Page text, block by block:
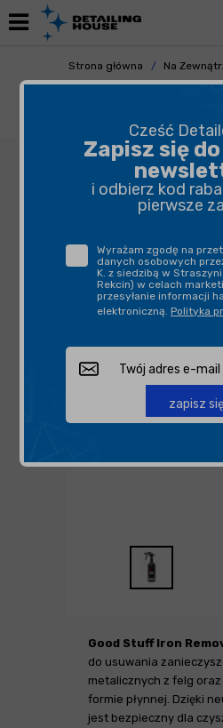
Strona główna Na
Good Stuff Iron
do usuwania
metalicznych z felg
formie płynnej. Dzięki
jest bezpieczny dla
Cześć
Zapisz się
i odbierz kod
pierwsze
Wyrażam zgodę na
danych osobowych
K. z siedzibą w
Rekcin) w celach
przesyłanie informacji
elektroniczną. Polityka
zapisz się